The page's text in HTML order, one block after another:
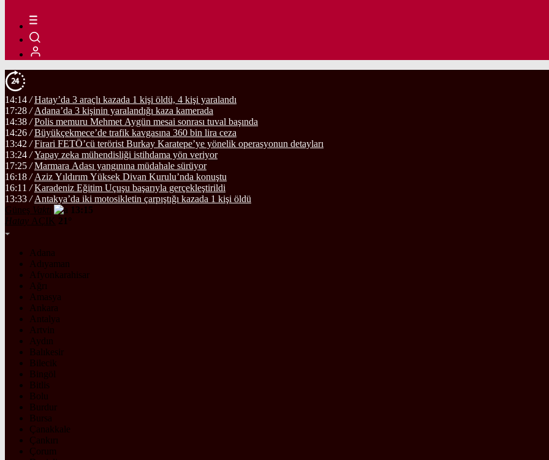
14:14 / Hatay’da 3 araçlı kazada 1 kişi öldü, 4 kişi yaralandı
17:28 / Adana’da 3 kişinin yaralandığı kaza kamerada
14:38 / Polis memuru Mehmet Aygün mesai sonrası tuval başında
14:26 / Büyükçekmece’de trafik kavgasına 360 bin lira ceza
13:42 / Firari FETÖ’cü terörist Burkay Karatepe’ye yönelik operasyonun detayları
13:24 / Yapay zeka mühendisliği istihdama yön veriyor
17:25 / Marmara Adası yangınına müdahale sürüyor
16:18 / Aziz Yıldırım Yüksek Divan Kurulu’nda konuştu
16:11 / Karadeniz Eğitim Uçuşu başarıyla gerçekleştirildi
13:33 / Antakya’da iki motosikletin çarpıştığı kazada 1 kişi öldü
Güneş Vakti
13:15
Hatay AÇIK 21°
Adana
Adıyaman
Afyonkarahisar
Ağrı
Amasya
Ankara
Antalya
Artvin
Aydın
Balıkesir
Bilecik
Bingöl
Bitlis
Bolu
Burdur
Bursa
Çanakkale
Çankırı
Çorum